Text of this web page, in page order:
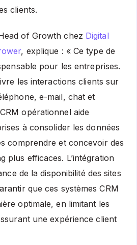
clients.
of Growth chez Digital
, explique : « Ce type de
pour les entreprises.
les interactions clients sur
e-mail, chat et
opérationnel aide
à consolider les données
comprendre et concevoir des
plus efficaces. L’intégration
de la disponibilité des sites
que ces systèmes CRM
optimale, en limitant les
une expérience client